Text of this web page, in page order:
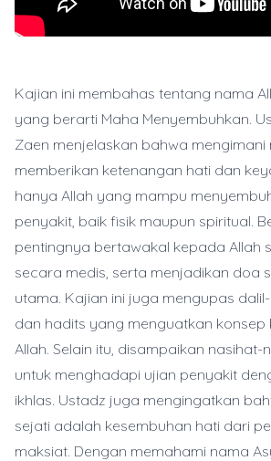
Kajian ini membahas tentang nama
yang berarti Maha Menyembuhkan.
Zaen menjelaskan bahwa mengimani
memberikan ketenangan hati dan
hanya Allah yang mampu
penyakit, baik fisik maupun spiritual.
pentingnya bertawakal kepada Allah
secara medis, serta menjadikan doa
utama. Kajian ini juga mengupas
dan hadits yang menguatkan konsep
Allah. Selain itu, disampaikan nasihat-
untuk menghadapi ujian penyakit
ikhlas. Ustadz juga mengingatkan
sejati adalah kesembuhan hati dari
maksiat. Dengan memahami nama